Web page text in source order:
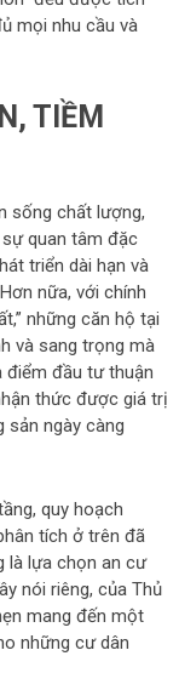
mọi nhu cầu và
TIỀM
sống chất lượng,
quan tâm đặc
triển dài hạn và
nữa, với chính
những căn hộ tại
và sang trọng mà
điểm đầu tư thuận
thức được giá trị
sản ngày càng
quy hoạch
tích ở trên đã
là lựa chọn an cư
nói riêng, của Thủ
mang đến một
những cư dân